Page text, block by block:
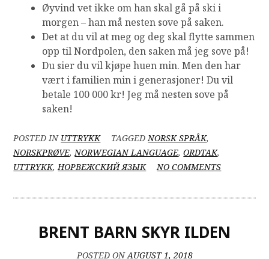
Øyvind vet ikke om han skal gå på ski i
morgen – han må nesten sove på saken.
Det at du vil at meg og deg skal flytte sammen
opp til Nordpolen, den saken må jeg sove på!
Du sier du vil kjøpe huen min. Men den har
vært i familien min i generasjoner! Du vil
betale 100 000 kr! Jeg må nesten sove på
saken!
POSTED IN UTTRYKK TAGGEDNORSK SPRÅK,
NORSKPRØVE,NORWEGIAN LANGUAGE,ORDTAK,
UTTRYKK,НОРВЕЖСКИЙ ЯЗЫК NO COMMENTSON
BRENT BARN SKYR ILDEN
POSTED ONAUGUST 1, 2018